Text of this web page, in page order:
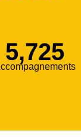
5,725